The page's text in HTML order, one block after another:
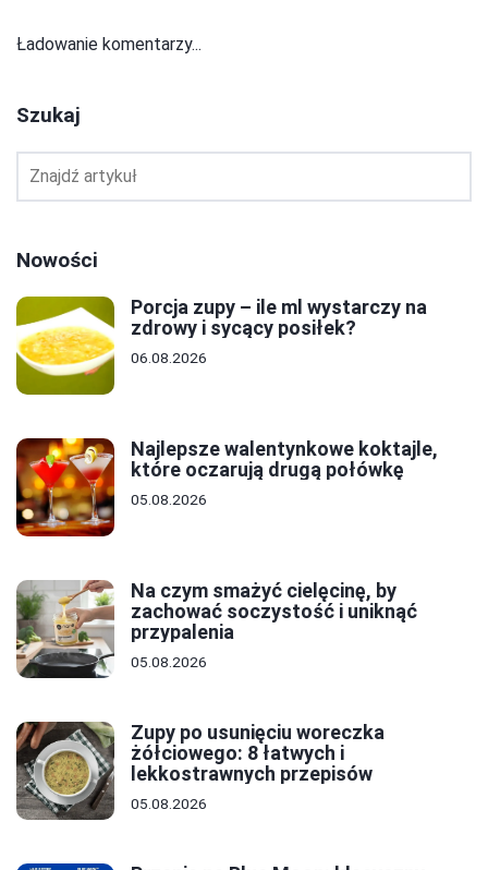
Ładowanie komentarzy...
Szukaj
Nowości
Porcja zupy – ile ml wystarczy na
zdrowy i sycący posiłek?
06.08.2026
Najlepsze walentynkowe koktajle,
które oczarują drugą połówkę
05.08.2026
Na czym smażyć cielęcinę, by
zachować soczystość i uniknąć
przypalenia
05.08.2026
Zupy po usunięciu woreczka
żółciowego: 8 łatwych i
lekkostrawnych przepisów
05.08.2026